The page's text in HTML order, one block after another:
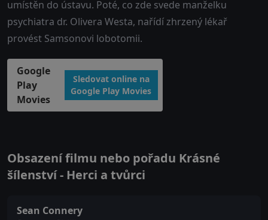
umístěn do ústavu. Poté, co zde svede manželku
psychiatra dr. Olivera Westa, nařídí zhrzený lékař
provést Samsonovi lobotomii.
Google
Play
Movies
Sledovat online na
Google Play Movies
Obsazení filmu nebo pořadu Krásné
šílenství - Herci a tvůrci
Sean Connery